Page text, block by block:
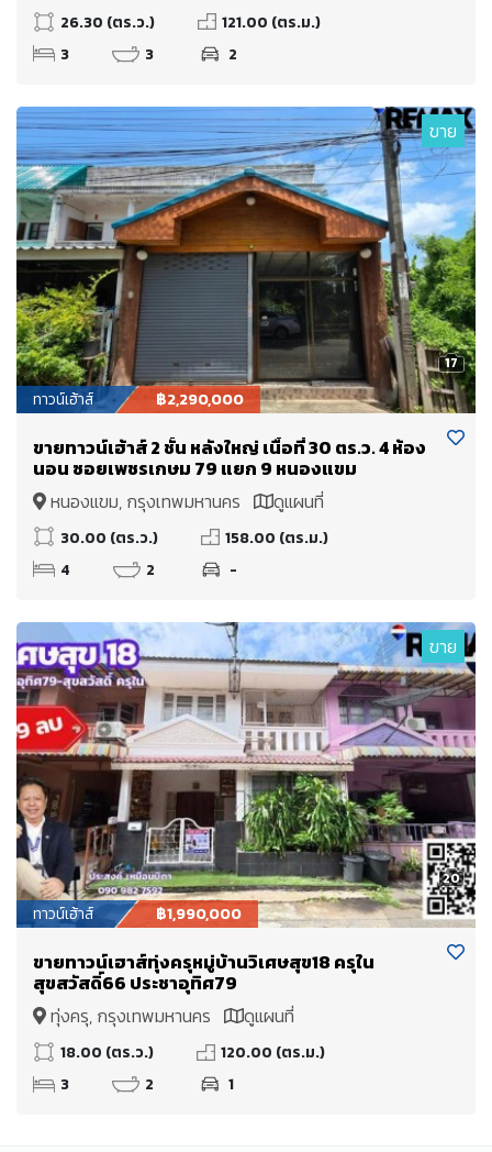
26.30 (ตร.ว.)
121.00 (ตร.ม.)
3
3 2
17
ขาย
ทาวน์เฮ้าส์ ฿2,290,000
ขายทาวน์เฮ้าส์ 2 ชั้น หลังใหญ่ เนื้อที่ 30 ตร.ว. 4 ห้อง
นอน ซอยเพชรเกษม 79 แยก 9 หนองแขม
หนองแขม, กรุงเทพมหานคร
ดูแผนที่
30.00 (ตร.ว.)
158.00 (ตร.ม.)
4
2 -
20
ขาย
ทาวน์เฮ้าส์ ฿1,990,000
ขายทาวน์เฮาส์ทุ่งครุหมู่บ้านวิเศษสุข18 ครุใน
สุขสวัสดิ์66 ประชาอุทิศ79
ทุ่งครุ, กรุงเทพมหานคร
ดูแผนที่
18.00 (ตร.ว.)
120.00 (ตร.ม.)
3
2 1